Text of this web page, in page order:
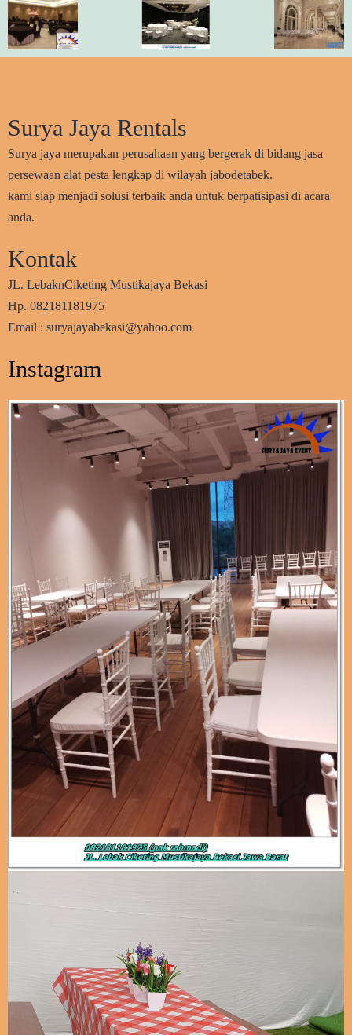
Surya Jaya Rentals
Surya jaya merupakan perusahaan yang bergerak di bidang jasa
persewaan alat pesta lengkap di wilayah jabodetabek.
kami siap menjadi solusi terbaik anda untuk berpatisipasi di acara
anda.
Kontak
JL. LebaknCiketing Mustikajaya Bekasi
Hp. 082181181975
Email : suryajayabekasi@yahoo.com
Instagram